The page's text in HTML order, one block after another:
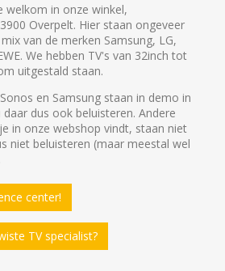
welkom in onze winkel,
Overpelt. Hier staan ongeveer
van de merken Samsung, LG,
We hebben TV's van 32inch tot
uitgestald staan.
en Samsung staan in demo in
dus ook beluisteren. Andere
in onze webshop vindt, staan niet
niet beluisteren (maar meestal wel
center!
TV specialist?